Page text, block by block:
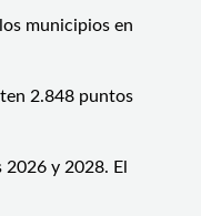
municipios en
2.848 puntos
2026 y 2028. El